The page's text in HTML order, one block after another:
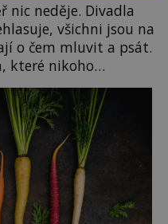
nic neděje. Divadla
všichni jsou na
o čem mluvit a psát.
které nikoho
letní doba spojovaná
sezónu známe už
jako Češi […]